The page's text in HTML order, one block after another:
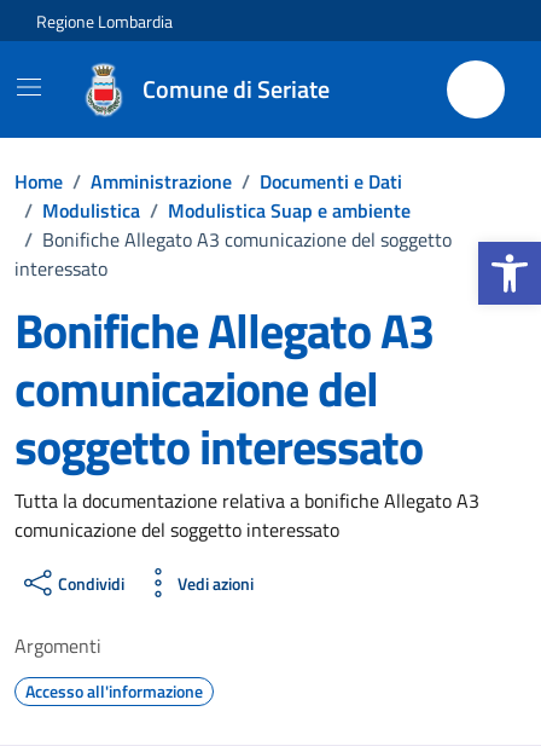
Apri la
Vai ai contenuti
Vai al footer
Regione Lombardia
Comune di Seriate
Home / Amministrazione / Documenti e Dati
/ Modulistica / Modulistica Suap e ambiente
/ Bonifiche Allegato A3 comunicazione del soggetto
interessato
Bonifiche Allegato A3
comunicazione del
soggetto interessato
Dettagli del documento
Tutta la documentazione relativa a bonifiche Allegato A3
comunicazione del soggetto interessato
Condividi Vedi azioni
Argomenti
Accesso all'informazione